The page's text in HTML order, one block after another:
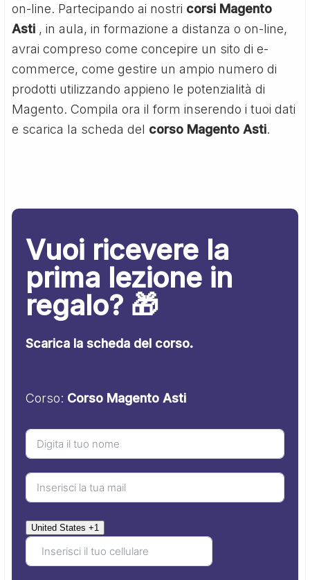
on-line. Partecipando ai nostri corsi Magento
Asti , in aula, in formazione a distanza o on-line,
avrai compreso come concepire un sito di e-
commerce, come gestire un ampio numero di
prodotti utilizzando appieno le potenzialità di
Magento. Compila ora il form inserendo i tuoi dati
e scarica la scheda del corso Magento Asti.
Vuoi ricevere la
prima lezione in
regalo? 🎁
Scarica la scheda del corso.
Corso: Corso Magento Asti
United States +1